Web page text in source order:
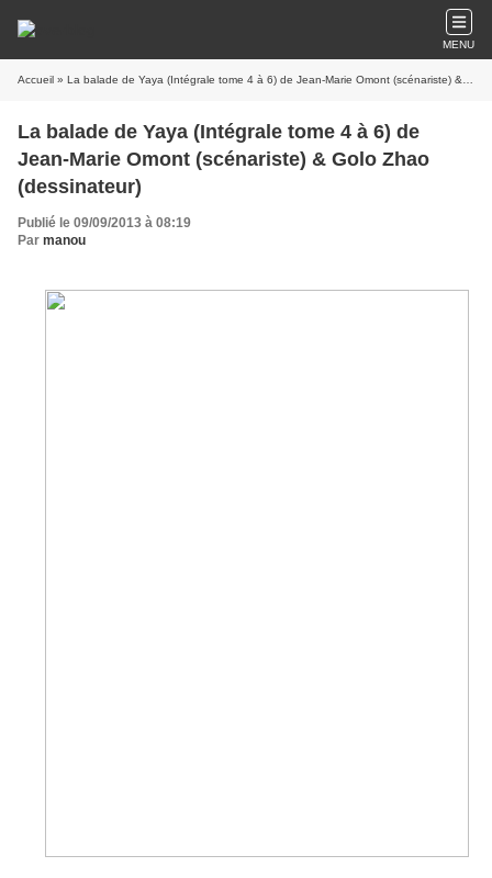
MENU
Accueil » La balade de Yaya (Intégrale tome 4 à 6) de Jean-Marie Omont (scénariste) & Golo Zhao (dessinateur)
La balade de Yaya (Intégrale tome 4 à 6) de
Jean-Marie Omont (scénariste) & Golo Zhao
(dessinateur)
Publié le 09/09/2013 à 08:19
Par manou